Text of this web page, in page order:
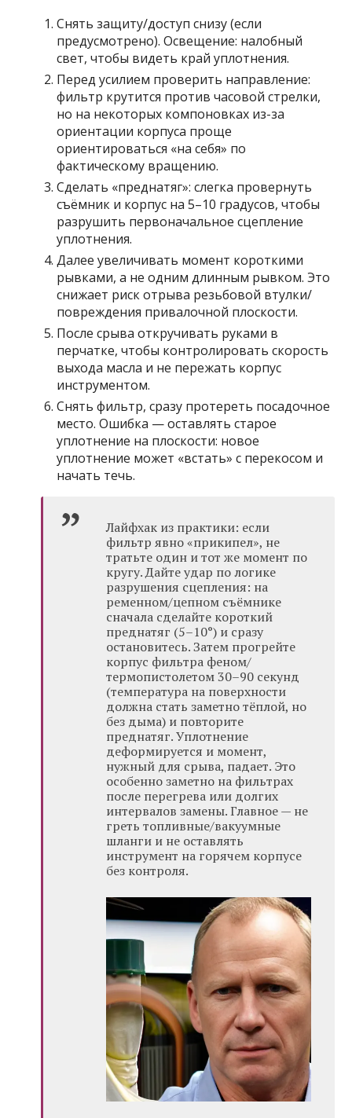
Снять защиту/доступ снизу (если
предусмотрено). Освещение: налобный
свет, чтобы видеть край уплотнения.
Перед усилием проверить направление:
фильтр крутится против часовой стрелки,
но на некоторых компоновках из-за
ориентации корпуса проще
ориентироваться «на себя» по
фактическому вращению.
Сделать «преднатяг»: слегка провернуть
съёмник и корпус на 5–10 градусов, чтобы
разрушить первоначальное сцепление
уплотнения.
Далее увеличивать момент короткими
рывками, а не одним длинным рывком. Это
снижает риск отрыва резьбовой втулки/
повреждения привалочной плоскости.
После срыва откручивать руками в
перчатке, чтобы контролировать скорость
выхода масла и не пережать корпус
инструментом.
Снять фильтр, сразу протереть посадочное
место. Ошибка — оставлять старое
уплотнение на плоскости: новое
уплотнение может «встать» с перекосом и
начать течь.
Лайфхак из практики: если
фильтр явно «прикипел», не
тратьте один и тот же момент по
кругу. Дайте удар по логике
разрушения сцепления: на
ременном/цепном съёмнике
сначала сделайте короткий
преднатяг (5–10°) и сразу
остановитесь. Затем прогрейте
корпус фильтра феном/
термопистолетом 30–90 секунд
(температура на поверхности
должна стать заметно тёплой, но
без дыма) и повторите
преднатяг. Уплотнение
деформируется и момент,
нужный для срыва, падает. Это
особенно заметно на фильтрах
после перегрева или долгих
интервалов замены. Главное — не
греть топливные/вакуумные
шланги и не оставлять
инструмент на горячем корпусе
без контроля.